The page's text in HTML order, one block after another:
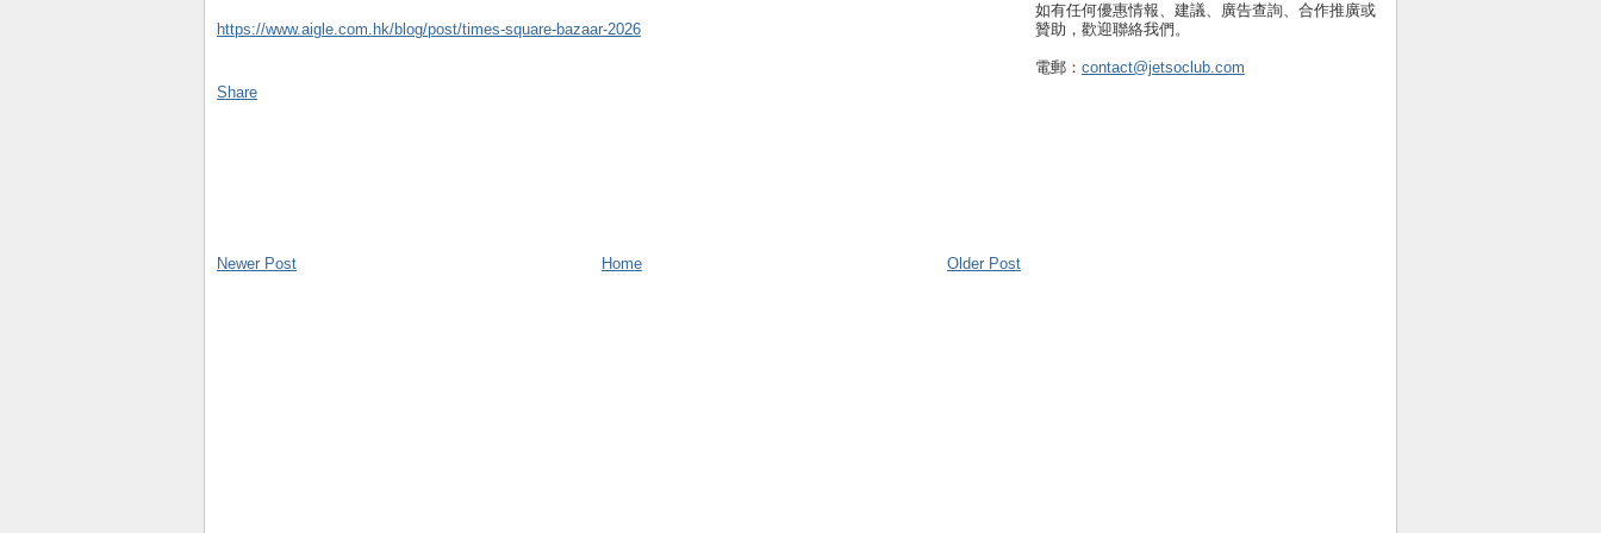
如有任何優惠情報、建議、廣告查詢、合作推廣或
贊助，歡迎聯絡我們。
電郵： contact@jetsoclub.com
https://www.aigle.com.hk/blog/post/times-square-bazaar-2026
Share
Newer Post Older Post
Home